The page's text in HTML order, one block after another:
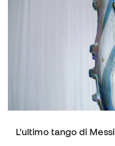
L'ultimo tango di Messi